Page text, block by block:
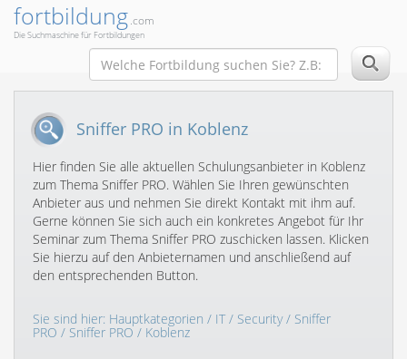
fortbildung.com
Die Suchmaschine für Fortbildungen
Sniffer PRO in Koblenz
Hier finden Sie alle aktuellen Schulungsanbieter in Koblenz
zum Thema Sniffer PRO. Wählen Sie Ihren gewünschten
Anbieter aus und nehmen Sie direkt Kontakt mit ihm auf.
Gerne können Sie sich auch ein konkretes Angebot für Ihr
Seminar zum Thema Sniffer PRO zuschicken lassen. Klicken
Sie hierzu auf den Anbieternamen und anschließend auf
den entsprechenden Button.
Sie sind hier: Hauptkategorien / IT/ Security/ Sniffer
PRO / Sniffer PRO / Koblenz